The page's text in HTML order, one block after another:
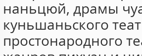
наньцюй, драмы
куньшаньского
простонародного